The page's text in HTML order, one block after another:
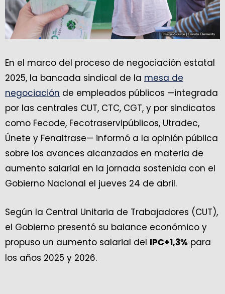
En el marco del proceso de negociación estatal
2025, la bancada sindical de la mesa de
negociación de empleados públicos —integrada
por las centrales CUT, CTC, CGT, y por sindicatos
como Fecode, Fecotraservipúblicos, Utradec,
Únete y Fenaltrase— informó a la opinión pública
sobre los avances alcanzados en materia de
aumento salarial en la jornada sostenida con el
Gobierno Nacional el jueves 24 de abril.
Según la Central Unitaria de Trabajadores (CUT),
el Gobierno presentó su balance económico y
propuso un aumento salarial del
IPC+1,3% para
los años 2025 y 2026.